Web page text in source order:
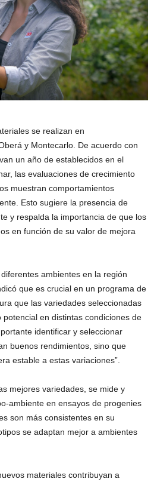
se realizan en
y Montecarlo. De acuerdo con
un año de establecidos en el
las evaluaciones de crecimiento
muestran comportamientos
Esto sugiere la presencia de
y respalda la importancia de que los
en función de su valor de mejora
ambientes en la región
que es crucial en un programa de
que las variedades seleccionadas
en distintas condiciones de
identificar y seleccionar
buenos rendimientos, sino que
estable a estas variaciones”.
mejores variedades, se mide y
ambiente en ensayos de progenies
son más consistentes en su
se adaptan mejor a ambientes
materiales contribuyan a